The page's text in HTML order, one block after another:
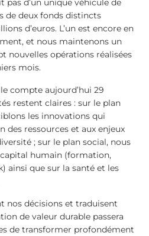
pas d’un unique véhicule de
de deux fonds distincts
d’euros. L’un est encore en
et nous maintenons un
nouvelles opérations réalisées
mois.
compte aujourd’hui 29
restent claires : sur le plan
les innovations qui
des ressources et aux enjeux
; sur le plan social, nous
humain (formation,
ainsi que sur la santé et les
nos décisions et traduisent
de valeur durable passera
de transformer profondément